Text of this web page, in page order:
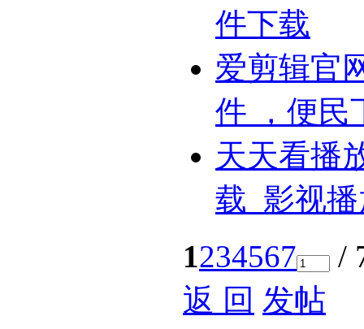
件下载
爱剪辑官
件 ，便民
天天看播
载_影视
1234567
/
返 回 发帖